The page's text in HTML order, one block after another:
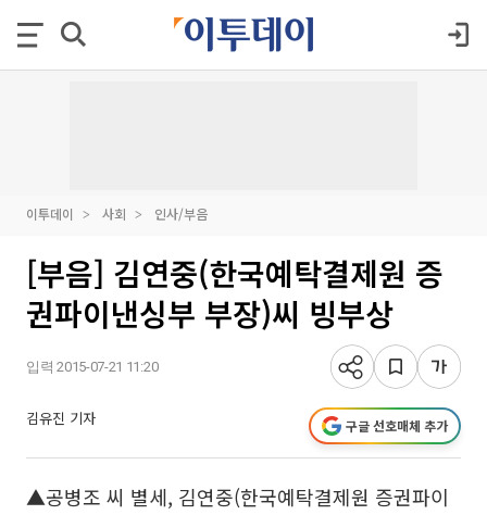
이투데이 사회 인사/부음
[부음] 김연중(한국예탁결제원 증
권파이낸싱부 부장)씨 빙부상
입력 2015-07-21 11:20
김유진 기자 구글 선호매체 추가
▲공병조 씨 별세, 김연중(한국예탁결제원 증권파이